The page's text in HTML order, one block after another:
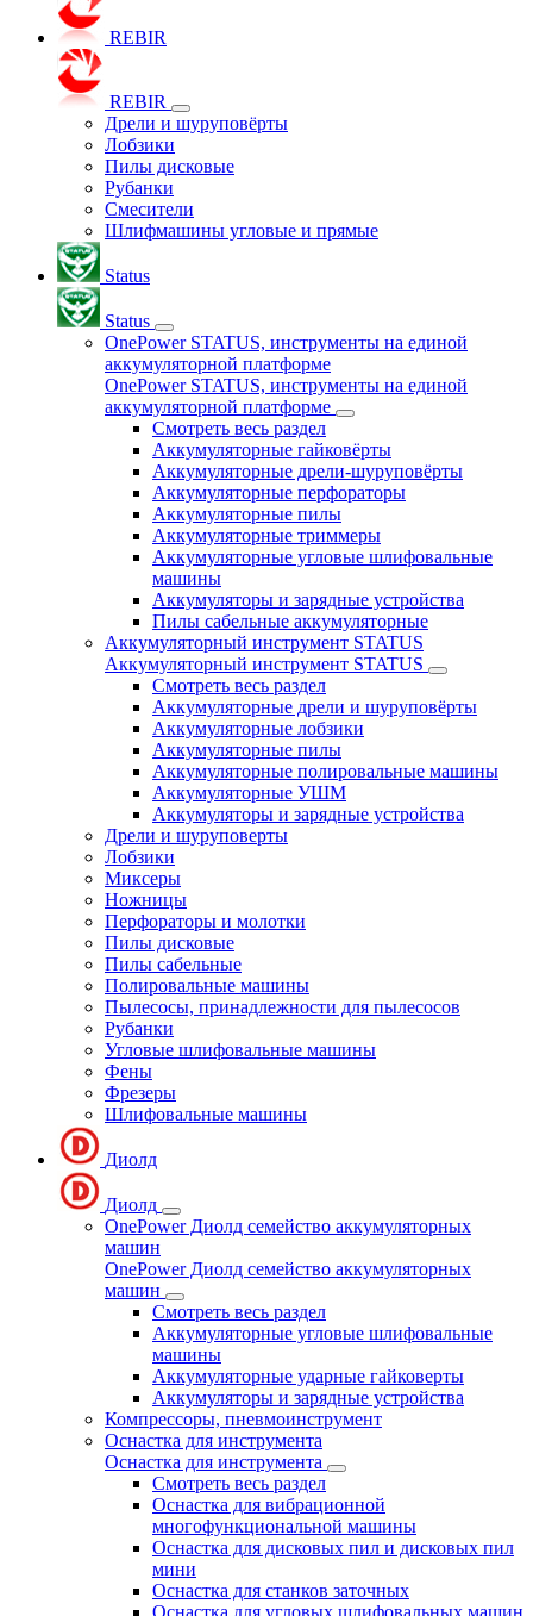
REBIR
REBIR
Дрели и шуруповёрты
Лобзики
Пилы дисковые
Рубанки
Смесители
Шлифмашины угловые и прямые
Status
Status
OnePower STATUS, инструменты на единой
аккумуляторной платформе
OnePower STATUS, инструменты на единой
аккумуляторной платформе
Смотреть весь раздел
Аккумуляторные гайковёрты
Аккумуляторные дрели-шуруповёрты
Аккумуляторные перфораторы
Аккумуляторные пилы
Аккумуляторные триммеры
Аккумуляторные угловые шлифовальные
машины
Аккумуляторы и зарядные устройства
Пилы сабельные аккумуляторные
Аккумуляторный инструмент STATUS
Аккумуляторный инструмент STATUS
Смотреть весь раздел
Аккумуляторные дрели и шуруповёрты
Аккумуляторные лобзики
Аккумуляторные пилы
Аккумуляторные полировальные машины
Аккумуляторные УШМ
Аккумуляторы и зарядные устройства
Дрели и шуруповерты
Лобзики
Миксеры
Ножницы
Перфораторы и молотки
Пилы дисковые
Пилы сабельные
Полировальные машины
Пылесосы, принадлежности для пылесосов
Рубанки
Угловые шлифовальные машины
Фены
Фрезеры
Шлифовальные машины
Диолд
Диолд
OnePower Диолд семейство аккумуляторных
машин
OnePower Диолд семейство аккумуляторных
машин
Смотреть весь раздел
Аккумуляторные угловые шлифовальные
машины
Аккумуляторные ударные гайковерты
Аккумуляторы и зарядные устройства
Компрессоры, пневмоинструмент
Оснастка для инструмента
Оснастка для инструмента
Смотреть весь раздел
Оснастка для вибрационной
многофункциональной машины
Оснастка для дисковых пил и дисковых пил
мини
Оснастка для станков заточных
Оснастка для угловых шлифовальных машин